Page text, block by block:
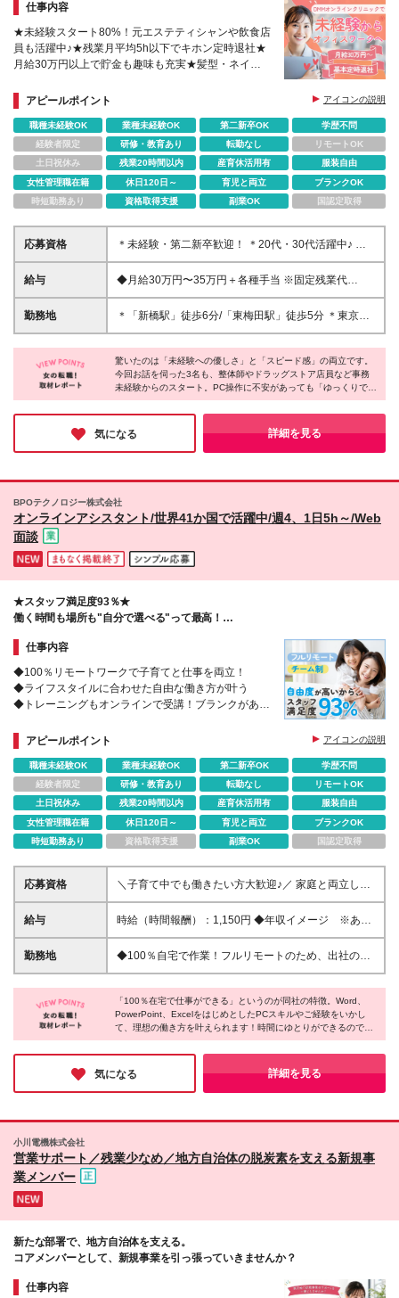
仕事内容
★未経験スタート80%！元エステティシャンや飲食店
員も活躍中♪★残業月平均5h以下でキホン定時退社★
月給30万円以上で貯金も趣味も充実★髪型・ネイ
アピールポイント
アイコンの説明
職種未経験OK 業種未経験OK 第二新卒OK
学歴不問
経験者限定
研修・教育あり 転勤なし
リモートOK
土日祝休み
残業20時間以内 産育休活用有
服装自由
女性管理職在籍
休日120日～ 育児と両立
ブランクOK
時短勤務あり
資格取得支援 副業OK 国認定取得
応募資格
＊未経験・第二新卒歓迎！ ＊20代・30代活躍中♪ ◆
職種・業界経験一切不問！ （応募に必要な資格や経
験はありません！） ◆学歴不問 ＼こんな方にピッタ
に挑戦したい方 ★安定した月給30万円以上で働き始
めたい方 ★自分らしく、髪型やネイルも楽しみたい
容クリニック受付、コールセンター 営業、医療事
務、コスメ販売（美容部員） 事務職、ピラティスイ
ンストラクター など先輩たちの前職はさまざまで
給与
◆月給30万円〜35万円＋各種手当 ※固定残業代
（10h/2.15万円分）含む ※固定残業超過分は別途支給
いたします。 ※試用期間6ヶ月あり（試用期間中の給
勤務地
＊「新橋駅」徒歩6分/「東梅田駅」徒歩5分 ＊東京・
大阪同時募集♪ ＊転勤はありません！ 以下クリニック
のいずれかでの勤務となります。 ◆DMH 新橋クリニ
ック 東京都港区西新橋2-8-6 住友不動産日比谷ビル 4
階 ◆DMH 大阪クリニック（大阪駅周辺エリア） 大阪
府大阪市北区梅田1-1-3 大阪駅前第3ビル 8階 (変更の
範囲)上記を除く当社関連勤務地
驚いたのは「未経験への優しさ」と「スピード感」の両立です。
今回お話を伺った3名も、整体師やドラッグストア店員など事務
未経験からのスタート。PC操作に不安があっても「ゆっくりでい
いよ」と見守る温かさがあり、10日ほどで独り立ちできる環境が
整っています。一方で、運用が日々進化する「最先端の医療サー
ビス」に関わるワクワク感も同社ならでは。心の余裕を十分に持
って活躍できる場所であるなと感じました。
気になる 詳細を見る
BPOテクノロジー株式会社
オンラインアシスタント/世界41か国で活躍中/週4、1日5h～/Web
面談
★スタッフ満足度93％★
働く時間も場所も"自分で選べる"って最高！
仕事内容
◆100％リモートワークで子育てと仕事を両立！
◆ライフスタイルに合わせた自由な働き方が叶う
◆トレーニングもオンラインで受講！ブランクがある
◆チームで助け合うから、在宅でも安心！
アピールポイント アイコンの説明
職種未経験OK 業種未経験OK 第二新卒OK
学歴不問
経験者限定
研修・教育あり 転勤なし
リモートOK
土日祝休み
残業20時間以内 産育休活用有
服装自由
女性管理職在籍
休日120日～ 育児と両立
ブランクOK
時短勤務あり
資格取得支援 副業OK 国認定取得
応募資格
＼子育て中でも働きたい方大歓迎♪／ 家庭と両立しな
がら活躍している方が多数！ これまでのご経験をい
かして働けます！ 【具体的には】 ・1年以上の社会人
ツールを業務で使用したご経験 （PowerPointや
Googleスプレッドシート、ファイルを複数人で共有
ーションを行った経験 オンラインミーティングを行
いますので、Webカメラを使用し、お顔を合わせてお
話しできる環境が整っている方を対象としています。
＼こんな人は大歓迎！／ 下記のスキルをお持ちの方 <
特化型業務>経理、労務、業務効率化、採用の経験 <
専門スキル>HTMLやCSSの知識、デザイン制作経
験、Power Platformなどでの開発経験 ★学歴不問、ブ
給与
時給（時間報酬）：1,150円 ◆年収イメージ ※あく
まで一例です 年収220万8,000円～（時間報酬1,150円
で1日8h×月20日×12カ月で計算） 年収110万4,000円
※トレーニング期間中（1ヶ月程度）も時間報酬は
1,150円です
勤務地
◆100％自宅で作業！フルリモートのため、出社の必
要はありません。 ≪本社≫ 東京都中央区銀座6-14-8
※業務には在宅ワークのできる環境が必要です。 ≪作
業をするにあたって必要な環境≫ ※スタートまでにご
自身のPCまたは、ご自身で手配したレンタルPC（下
記の環境設定が可能なもの）をご用意ください。
■OS Windows： 11以上（Microsoft公式要件を満たす
もの） Mac： 公式サポート（OSアップデート）対象
のもの ■推奨CPU Intel：Corei5以上/第12世代
ュリティリスクの観点から当社では使用できません。
■周辺機器・ソフト ・セキュリティソフト ・有料の
Web上で⾏うため、パソコンとネット環境があれば世
界中のどこからでも働けます！
「100％在宅で仕事ができる」というのが同社の特徴。Word、
PowerPoint、ExcelをはじめとしたPCスキルやご経験をいかし
て、理想の働き方を叶えられます！時間にゆとりができるので、
「資格勉強などのスキルアップに時間を使えるようになった」と
いう方も多いのだとか。「仕事のやりがいとプライベートを両立
したい」そんな想いをお持ちの方にピッタリの求人だと思いまし
た！
気になる 詳細を見る
小川電機株式会社
営業サポート／残業少なめ／地方自治体の脱炭素を支える新規事
業メンバー
新たな部署で、地方自治体を支える。
コアメンバーとして、新規事業を引っ張っていきませんか？
仕事内容